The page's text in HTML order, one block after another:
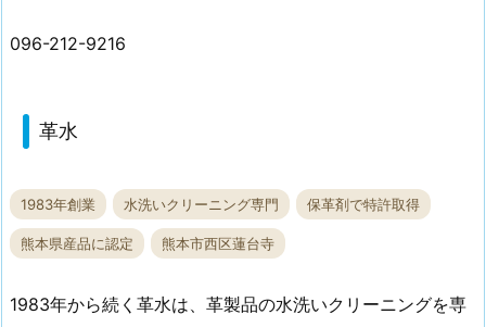
096-212-9216
革水
1983年創業 水洗いクリーニング専門 保革剤で特許取得
熊本県産品に認定 熊本市西区蓮台寺
1983年から続く革水は、革製品の水洗いクリーニングを専